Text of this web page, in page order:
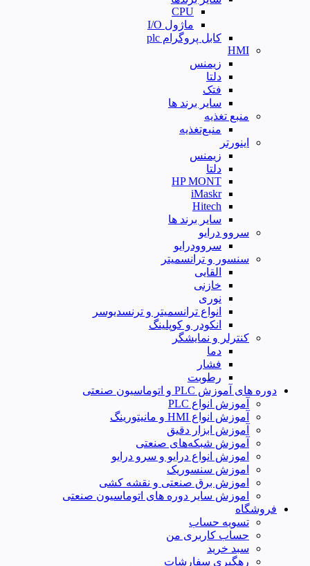
CPU
ماژول I/O
کابل پروگرام plc
HMI
زیمنس
دلتا
فتک
سایر برند ها
منبع تغذیه
منبع‌تغذیه
اینورتر
زیمنس
دلتا
HP MONT
iMaskr
Hitech
سایر برند ها
سروو درایو
سروودرایو
سنسور و ترانسمیتر
القایی
خازنی
نوری
انواع ترانسمیتر و ترنسدیوسر
انکودر و کوپلینگ
کنترلر و نمایشگر
دما
فشار
رطوبت
دوره های آموزش PLC و اتوماسیون صنعتی
آموزش انواع PLC
آموزش انواع HMI و مانیتورینگ
آموزش ابزار دقیق
آموزش شبکه‌های صنعتی
اموزش انواع درایو و سرو درایو
اموزش سنسوریک
اموزش برق صنعتی و نقشه کشی
اموزش سایر دوره های اتوماسیون صنعتی
فروشگاه
تسویه حساب
حساب کاربری من
سبد خرید
رهگیری سفارشات